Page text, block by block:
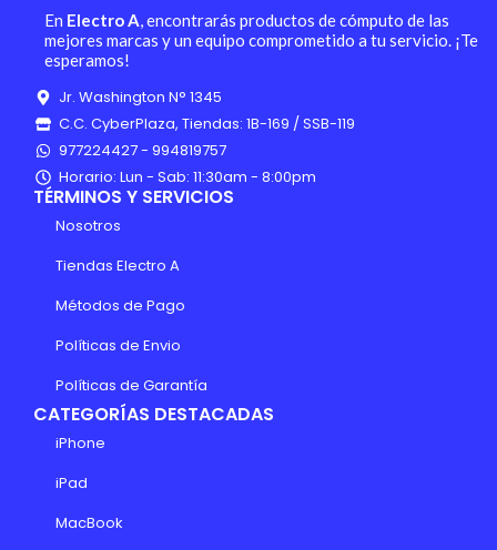
En Electro A, encontrarás productos de cómputo de las
mejores marcas y un equipo comprometido a tu servicio. ¡Te
esperamos!
Jr. Washington N° 1345
C.C. CyberPlaza, Tiendas: 1B-169 / SSB-119
977224427 - 994819757
Horario: Lun - Sab: 11:30am - 8:00pm
TÉRMINOS Y SERVICIOS
Nosotros
Tiendas Electro A
Métodos de Pago
Políticas de Envio
Políticas de Garantía
CATEGORÍAS DESTACADAS
iPhone
iPad
MacBook